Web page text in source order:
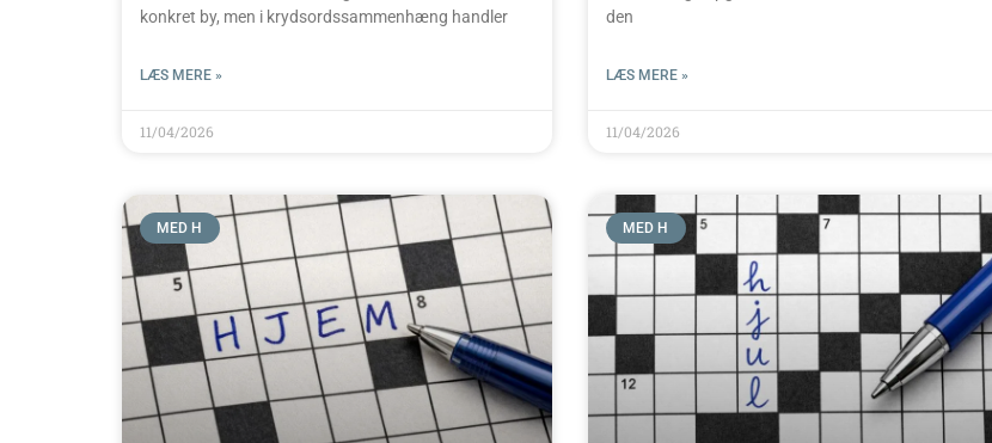
konkret by, men i krydsordssammenhæng handler
LÆS MERE »
11/04/2026
den
LÆS MERE »
11/04/2026
MED H MED H